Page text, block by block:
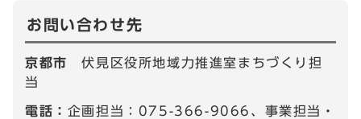
お問い合わせ先
京都市伏見区役所地域力推進室まちづくり担
当
電話： 企画担当：075-366-9066、事業担当・